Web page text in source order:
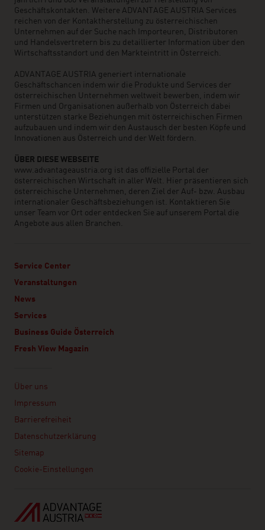
Geschäftskontakten. Weitere ADVANTAGE AUSTRIA Services
reichen von der Kontaktherstellung zu österreichischen
Unternehmen auf der Suche nach Importeuren, Distributoren
und Handelsvertretern bis zu detaillierter Information über den
Wirtschaftsstandort und den Markteintritt in Österreich.
ADVANTAGE AUSTRIA generiert internationale
Geschäftschancen indem wir die Produkte und Services der
österreichischen Unternehmen weltweit bewerben, indem wir
Firmen und Organisationen außerhalb von Österreich dabei
unterstützen starke Beziehungen mit österreichischen Firmen
aufzubauen und indem wir den Austausch der besten Köpfe und
Innovationen aus Österreich und der Welt fördern.
ÜBER DIESE WEBSEITE
www.advantageaustria.org ist das offizielle Portal der
österreichischen Wirtschaft in aller Welt. Hier präsentieren sich
österreichische Unternehmen, deren Ziel der Auf- bzw. Ausbau
internationaler Geschäftsbeziehungen ist. Kontaktieren Sie
unser Team vor Ort oder entdecken Sie auf unserem Portal die
Angebote aus allen Branchen.
Service Center
Veranstaltungen
News
Services
Business Guide Österreich
Fresh View Magazin
Über uns
Impressum
Barrierefreiheit
Datenschutzerklärung
Sitemap
Cookie-Einstellungen